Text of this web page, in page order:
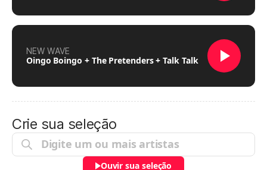
NEW WAVE
Oingo Boingo + The Pretenders + Talk Talk
Crie sua seleção
Ouvir sua seleção